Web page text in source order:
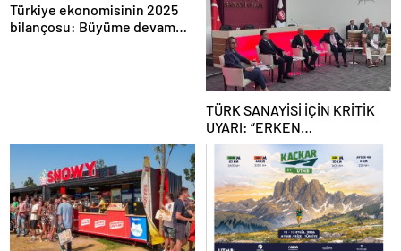
Türkiye ekonomisinin 2025
bilançosu: Büyüme devam
TÜRK SANAYİSİ İÇİN KRİTİK
UYARI: “ERKEN
SANAYİSİZLEŞME
TEHLİKESİYLE KARŞI
KARŞIYAYIZ”